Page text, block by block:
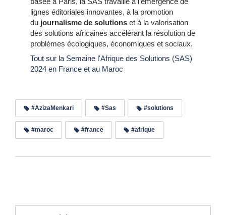
lignes éditoriales innovantes, à la promotion
du journalisme de solutions et à la valorisation
des solutions africaines accélérant la résolution de
problèmes écologiques, économiques et sociaux.
Tout sur la Semaine l'Afrique des Solutions (SAS)
2024 en France et au Maroc
#AzizaMenkari #Sas #solutions
#maroc #france #afrique